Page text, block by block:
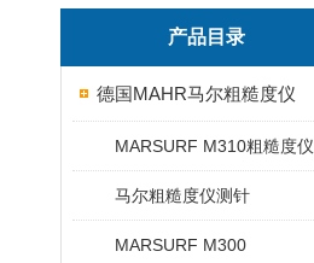
产品目录
德国MAHR马尔粗糙度仪
MARSURF M310粗糙度仪
马尔粗糙度仪测针
MARSURF M300